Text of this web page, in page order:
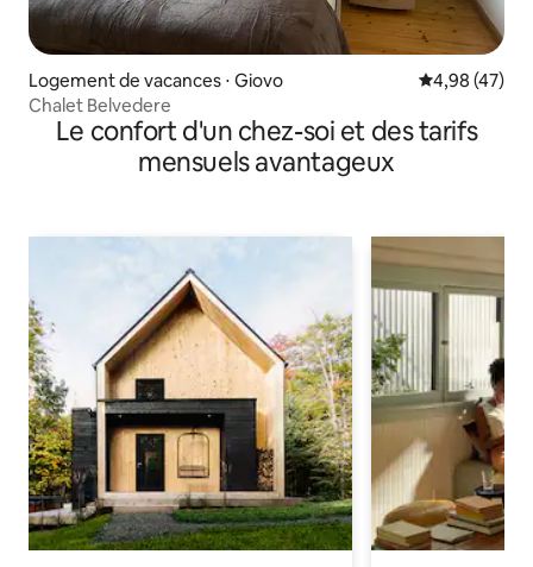
Logement de vacances ⋅ Giovo Évaluation
4,98 (47)
Chalet Belvedere
Le confort d'un chez-soi et des tarifs
mensuels avantageux